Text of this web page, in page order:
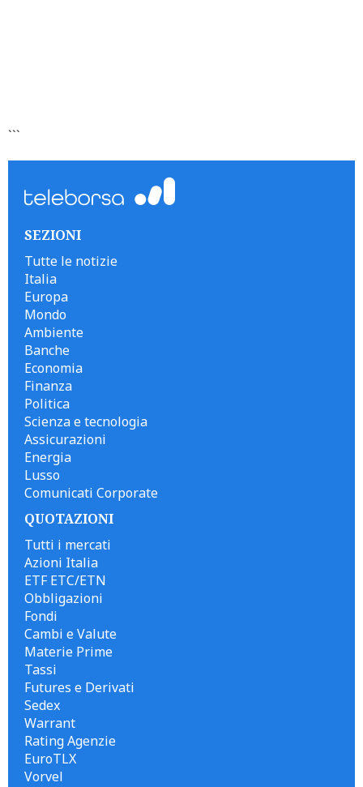
```
SEZIONI
Tutte le notizie
Italia
Europa
Mondo
Ambiente
Banche
Economia
Finanza
Politica
Scienza e tecnologia
Assicurazioni
Energia
Lusso
Comunicati Corporate
QUOTAZIONI
Tutti i mercati
Azioni Italia
ETF ETC/ETN
Obbligazioni
Fondi
Cambi e Valute
Materie Prime
Tassi
Futures e Derivati
Sedex
Warrant
Rating Agenzie
EuroTLX
Vorvel